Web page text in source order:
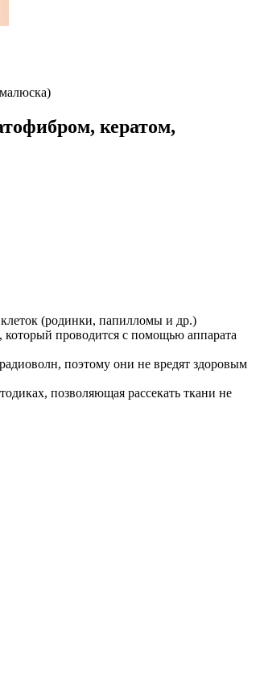
кератом,
клеток (родинки, папилломы и др.)
который проводится с помощью аппарата
поэтому они не вредят здоровым
позволяющая рассекать ткани не